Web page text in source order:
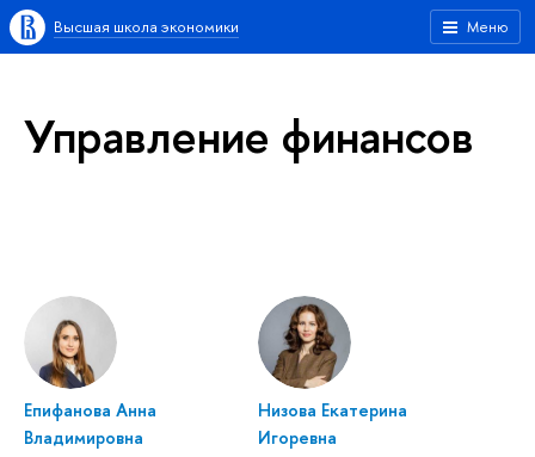
Меню
Высшая школа экономики
Управление финансов
Епифанова Анна
Владимировна
Низова Екатерина
Игоревна